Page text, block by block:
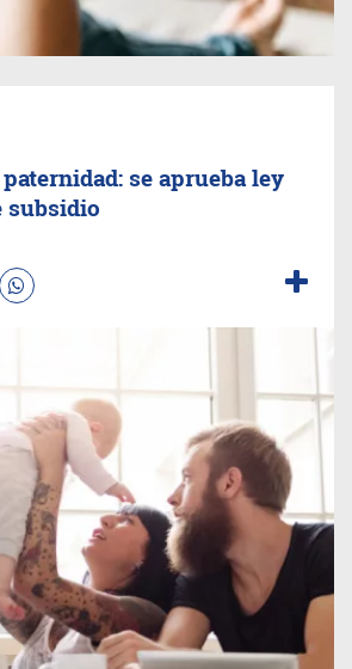
se aprueba ley
subsidio